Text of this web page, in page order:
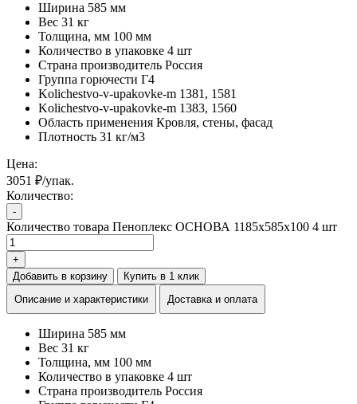
Ширина 585 мм
Вес 31 кг
Толщина, мм 100 мм
Количество в упаковке 4 шт
Страна производитель Россия
Группа горючести Г4
Kolichestvo-v-upakovke-m 1381, 1581
Kolichestvo-v-upakovke-m 1383, 1560
Область применения Кровля, стены, фасад
Плотность 31 кг/м3
Цена:
3051 ₽/упак.
Количество:
-
Количество товара Пеноплекс ОСНОВА 1185х585х100 4 шт
+
Добавить в корзину
Купить в 1 клик
Описание и характеристики
Доставка и оплата
Ширина 585 мм
Вес 31 кг
Толщина, мм 100 мм
Количество в упаковке 4 шт
Страна производитель Россия